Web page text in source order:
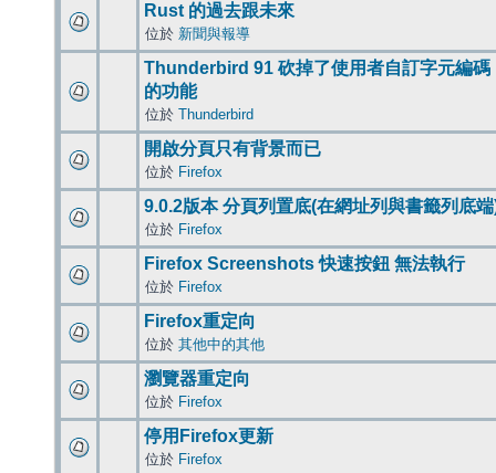
Rust 的過去跟未來
位於 新聞與報導
Thunderbird 91 砍掉了使用者自訂字元編碼
的功能
位於 Thunderbird
開啟分頁只有背景而已
位於 Firefox
9.0.2版本 分頁列置底(在網址列與書籤列底
位於 Firefox
Firefox Screenshots 快速按鈕 無法執行
位於 Firefox
Firefox重定向
位於 其他中的其他
瀏覽器重定向
位於 Firefox
停用Firefox更新
位於 Firefox